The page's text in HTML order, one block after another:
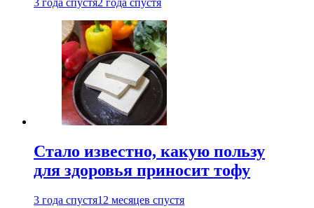
3 года спустя2 года спустя
Стало известно, какую пользу
для здоровья приносит тофу
3 года спустя12 месяцев спустя